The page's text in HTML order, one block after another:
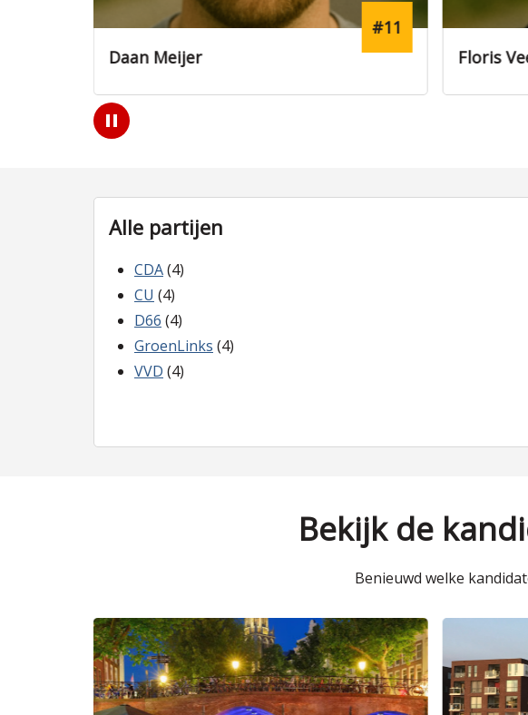
Daan Meijer
#11
Floris Veen
Play
/
Alle partijen
CDA(4)
CU (4)
D66 (4)
GroenLinks (4)
VVD (4)
Bekijk de
Benieuwd welke